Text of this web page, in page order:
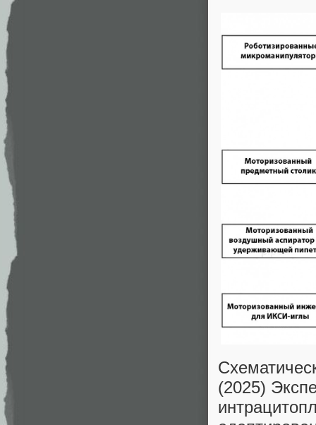
(2025)